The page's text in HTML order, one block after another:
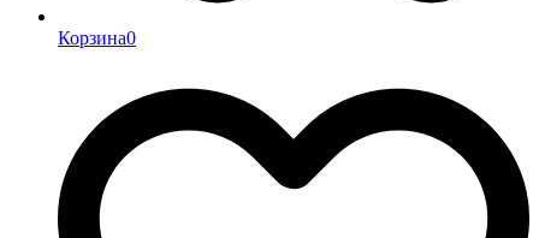
Корзина0